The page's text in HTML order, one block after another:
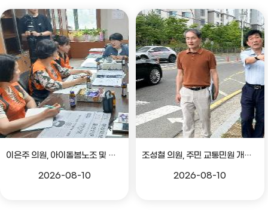
이은주 의원, 아이돌봄노조 및 노인생활지원사노조 관련 간담회
2026-08-10
조성철 의원, 주민 교통민원 개선 위한 현장방문
2026-08-10